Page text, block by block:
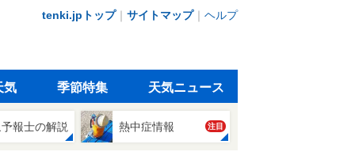
tenki.jpトップ｜ サイトマップ｜ ヘルプ
気 季節特集 天気ニュース
報士の解説 熱中症情報 注目